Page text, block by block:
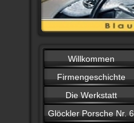
Willkommen
Firmengeschichte
Die Werkstatt
Glöckler Porsche Nr. 6